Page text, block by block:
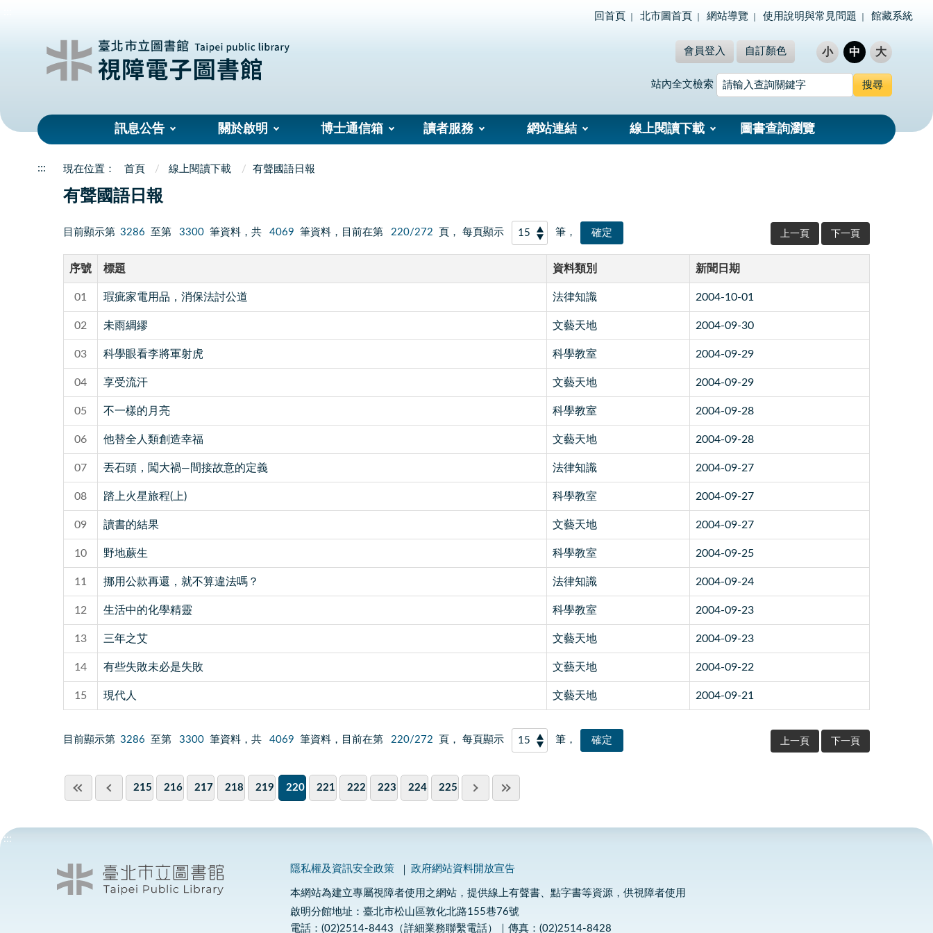
回首頁 北市圖首頁 網站導覽 使用說明與常見問題 館藏系統
會員登入 自訂顏色 小 中 大
站內全文檢索
訊息公告 關於啟明 博士通信箱 讀者服務 網站連結 線上閱讀下載 圖書查詢瀏覽
::: 首頁 線上閱讀下載 有聲國語日報
有聲國語日報
目前顯示第 3286 至第 3300 筆資料，共 4069 筆資料，目前在第 220/272 頁， 每頁顯示 筆， 上一頁 下一頁
序號 標題 資料類別 新聞日期
01 瑕疵家電用品，消保法討公道 法律知識 2004-10-01
02 未雨綢繆 文藝天地 2004-09-30
03 科學眼看李將軍射虎 科學教室 2004-09-29
04 享受流汗 文藝天地 2004-09-29
05 不一樣的月亮 科學教室 2004-09-28
06 他替全人類創造幸福 文藝天地 2004-09-28
07 丟石頭，闖大禍—間接故意的定義 法律知識 2004-09-27
08 踏上火星旅程(上) 科學教室 2004-09-27
09 讀書的結果 文藝天地 2004-09-27
10 野地蕨生 科學教室 2004-09-25
11 挪用公款再還，就不算違法嗎？ 法律知識 2004-09-24
12 生活中的化學精靈 科學教室 2004-09-23
13 三年之艾 文藝天地 2004-09-23
14 有些失敗未必是失敗 文藝天地 2004-09-22
15 現代人 文藝天地 2004-09-21
目前顯示第 3286 至第 3300 筆資料，共 4069 筆資料，目前在第 220/272 頁， 每頁顯示 筆， 上一頁 下一頁
215 216 217 218 219 220 221 222 223 224 225
:::
隱私權及資訊安全政策 政府網站資料開放宣告
本網站為建立專屬視障者使用之網站，提供線上有聲書、點字書等資源，供視障者使用
啟明分館地址：臺北市松山區敦化北路155巷76號
電話：(02)2514-8443（詳細業務聯繫電話）｜傳真：(02)2514-8428